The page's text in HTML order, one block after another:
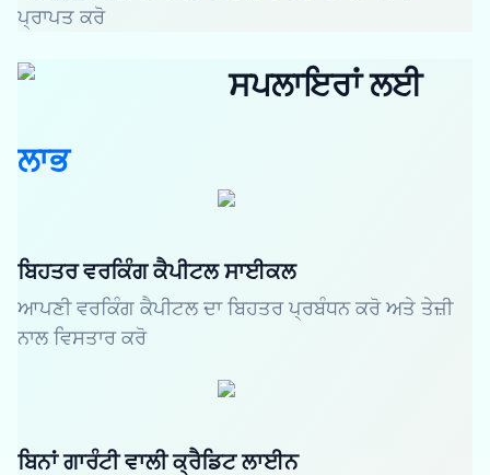
ਪ੍ਰਾਪਤ ਕਰੋ
ਸਪਲਾਇਰਾਂ ਲਈ
ਲਾਭ
ਬਿਹਤਰ ਵਰਕਿੰਗ ਕੈਪੀਟਲ ਸਾਈਕਲ
ਆਪਣੀ ਵਰਕਿੰਗ ਕੈਪੀਟਲ ਦਾ ਬਿਹਤਰ ਪ੍ਰਬੰਧਨ ਕਰੋ ਅਤੇ ਤੇਜ਼ੀ
ਨਾਲ ਵਿਸਤਾਰ ਕਰੋ
ਬਿਨਾਂ ਗਾਰੰਟੀ ਵਾਲੀ ਕ੍ਰੈਡਿਟ ਲਾਈਨ